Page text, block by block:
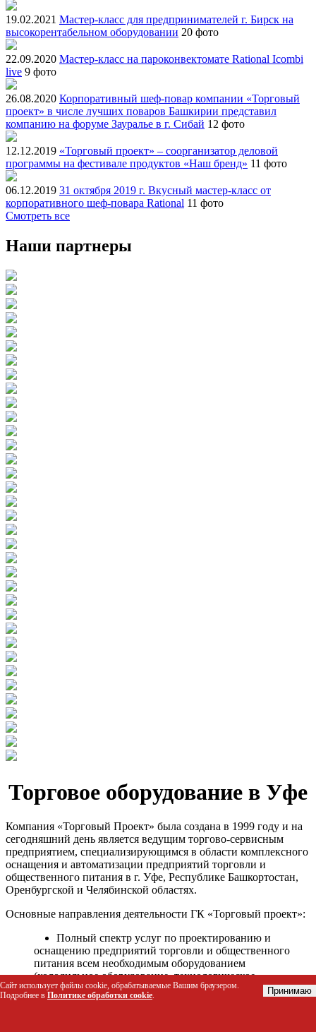
19.02.2021 Мастер-класс для предпринимателей г. Бирск на
высокорентабельном оборудовании 20 фото
22.09.2020 Мастер-класс на пароконвектомате Rational Icombi
live 9 фото
26.08.2020 Корпоративный шеф-повар компании «Торговый
проект» в числе лучших поваров Башкирии представил
компанию на форуме Зауралье в г. Сибай 12 фото
12.12.2019 «Торговый проект» – соорганизатор деловой
программы на фестивале продуктов «Наш бренд» 11 фото
06.12.2019 31 октября 2019 г. Вкусный мастер-класс от
корпоративного шеф-повара Rational 11 фото
Смотреть все
Наши партнеры
Торговое оборудование в Уфе
Компания «Торговый Проект» была создана в 1999 году и на
сегодняшний день является ведущим торгово-сервисным
предприятием, специализирующимся в области комплексного
оснащения и автоматизации предприятий торговли и
общественного питания в г. Уфе, Республике Башкортостан,
Оренбургской и Челябинской областях.
Основные направления деятельности ГК «Торговый проект»:
Полный спектр услуг по проектированию и
оснащению предприятий торговли и общественного
питания всем необходимым оборудованием
(холодильное оборудование, технологическое
оборудование, стеллажное оборудование и т.д.);
Автоматизация торговых процессов и внедрения
Сайт использует файлы cookie, обрабатываемые Вашим браузером.
Подробнее в Политике обработки cookie. Принимаю